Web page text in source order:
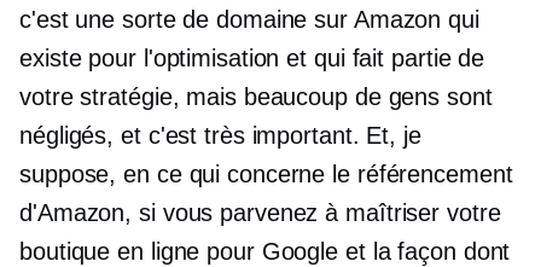
c'est une sorte de domaine sur Amazon qui
existe pour l'optimisation et qui fait partie de
votre stratégie, mais beaucoup de gens sont
négligés, et c'est très important. Et, je
suppose, en ce qui concerne le référencement
d'Amazon, si vous parvenez à maîtriser votre
boutique en ligne pour Google et la façon dont